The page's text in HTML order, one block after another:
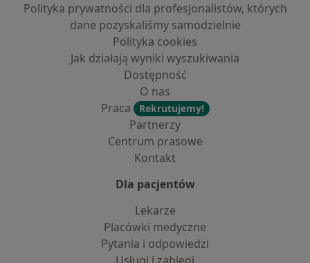
Polityka prywatności dla profesjonalistów, których
dane pozyskaliśmy samodzielnie
Polityka cookies
Jak działają wyniki wyszukiwania
Dostępność
O nas
Praca
Rekrutujemy!
Partnerzy
Centrum prasowe
Kontakt
Dla pacjentów
Lekarze
Placówki medyczne
Pytania i odpowiedzi